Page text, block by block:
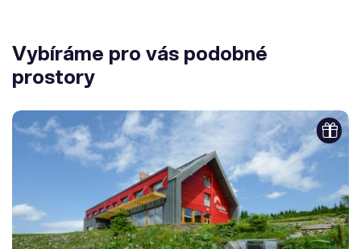
Vybíráme pro vás podobné
prostory